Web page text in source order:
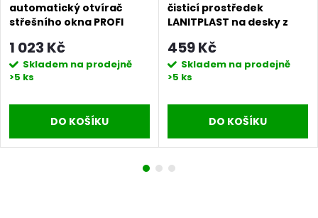
automatický otvírač
střešního okna PROFI
1 023 Kč
Skladem na prodejně
>5 ks
DO KOŠÍKU
čisticí prostředek
LANITPLAST na desky z
459 Kč
Skladem na prodejně
>5 ks
DO KOŠÍKU